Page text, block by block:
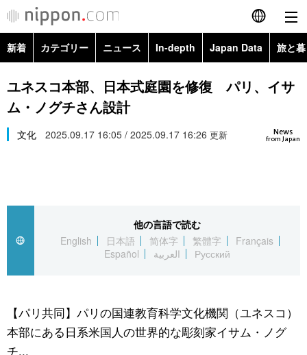
English
简体字
Русский
カテゴリー
経済・ビジネス
国際
文化
トップ
アーカイブ
In-depth
Japan Data
動画/Live
新着 カテゴリー ニュース In-depth Japan Data 旅と
政治・外交
経済・ビジネス
スポーツ・東京2020
Topics
ユネスコ本部、日本式庭園を修復 パリ、イサ
ム・ノグチさん設計
News
from Japan
文化 2025.09.17 16:05 / 2025.09.17 16:26 更新
他の言語で読む
English
日本語 简体字 繁體字
Français
Español
العربية Русский
【パリ共同】パリの国連教育科学文化機関（ユネスコ）
本部にある日系米国人の世界的な彫刻家イサム・ノグ
チ...